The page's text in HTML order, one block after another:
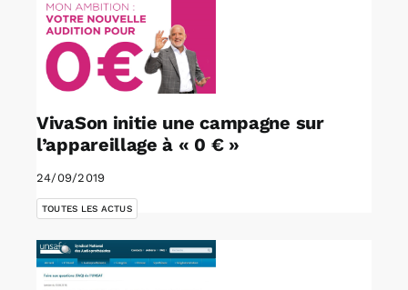
VivaSon initie une campagne sur
l’appareillage à « 0 € »
24/09/2019
TOUTES LES ACTUS